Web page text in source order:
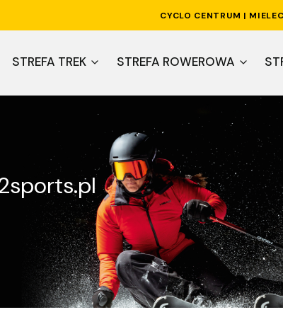
CYCLO CENTRUM |
STREFA TREK STREFA ROWEROWA
jeden